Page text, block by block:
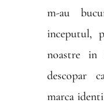
m-au
inceputul,
noastre in
descopar
marca